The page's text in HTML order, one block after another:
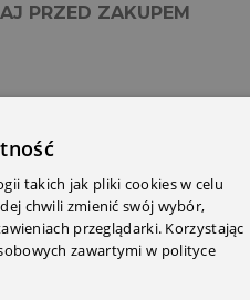
PRZED ZAKUPEM
(działalność od
i właściwe dopasowanie.
takich jak pliki cookies w celu
chwili zmienić swój wybór,
przeglądarki. Korzystając
zawartymi w polityce